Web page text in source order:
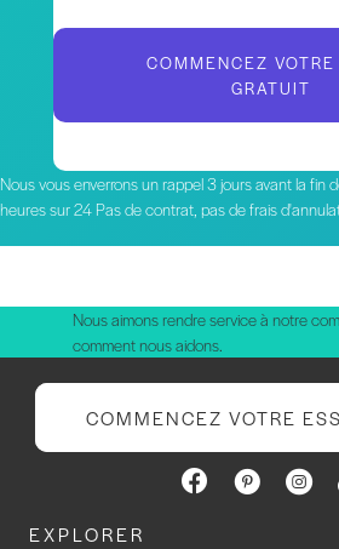
COMMENCEZ
GRATUIT
Nous vous enverrons un rappel 3 jours avant la fin
heures sur 24 Pas de contrat, pas de frais
Nous aimons rendre service à notre
comment nous aidons.
COMMENCEZ VOTRE
EXPLORER